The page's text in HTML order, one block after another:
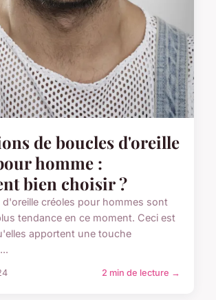
de boucles d'oreille
homme :
bien choisir ?
d'oreille créoles pour hommes sont
tendance en ce moment. Ceci est
apportent une touche
2 min de lecture →